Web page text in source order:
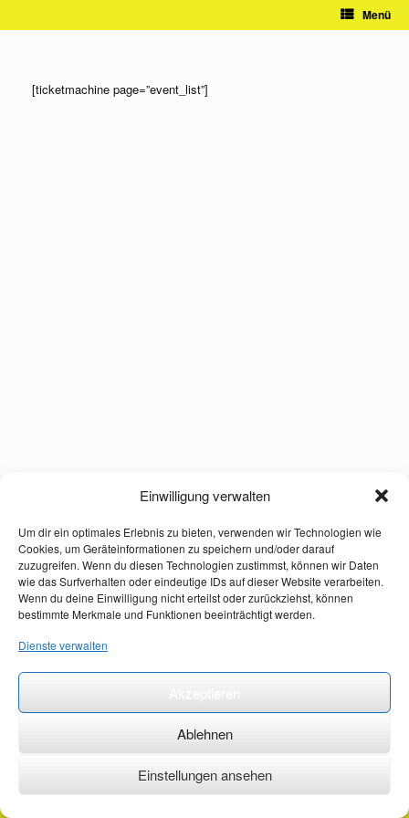
Einwilligung verwalten
Um dir ein optimales Erlebnis zu bieten, verwenden wir Technologien wie
Cookies, um Geräteinformationen zu speichern und/oder darauf
zuzugreifen. Wenn du diesen Technologien zustimmst, können wir Daten
wie das Surfverhalten oder eindeutige IDs auf dieser Website verarbeiten.
Wenn du deine Einwilligung nicht erteilst oder zurückziehst, können
bestimmte Merkmale und Funktionen beeinträchtigt werden.
Dienste verwalten
Ablehnen
Einstellungen ansehen
Menü
[ticketmachine page=”event_list”]
©2026 ·erstehilfekurs-mauch.de ·AGB ·Datenschutzerklärung ·Impressum ·